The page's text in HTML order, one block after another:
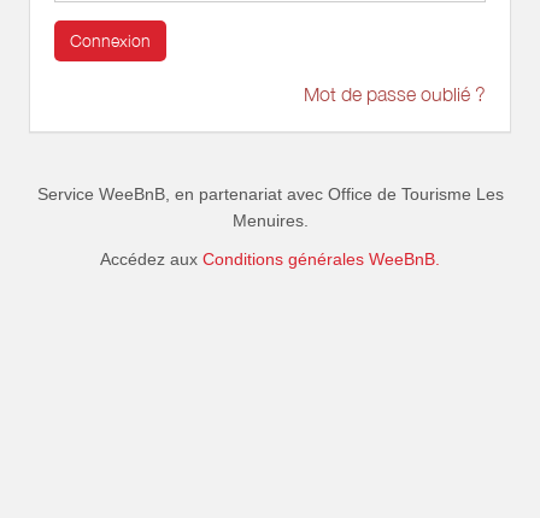
Connexion
Mot de passe oublié ?
Service WeeBnB, en partenariat avec Office de Tourisme Les
Menuires.
Accédez aux Conditions générales WeeBnB.